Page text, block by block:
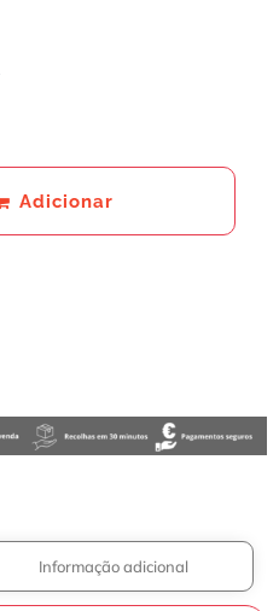
Adicionar
Informação adicional